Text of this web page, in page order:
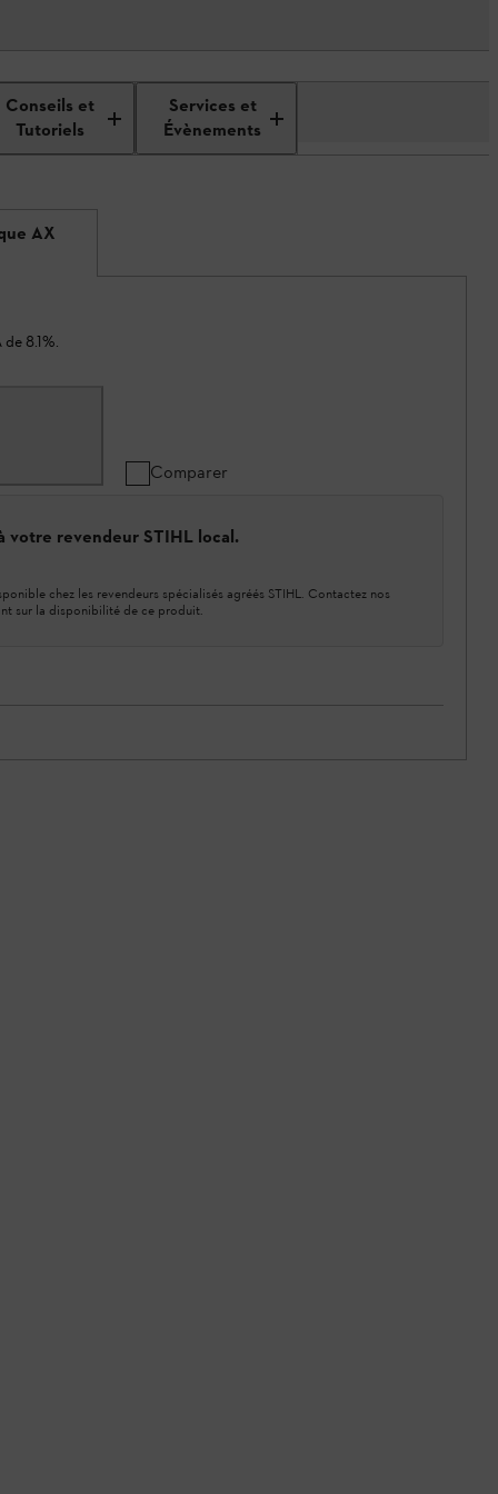
Conseils et
Tutoriels
Services et
Évènements
AX
8.1%.
Comparer
votre revendeur STIHL local.
chez les revendeurs spécialisés agréés STIHL. Contactez nos
sur la disponibilité de ce produit.